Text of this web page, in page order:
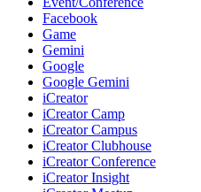
Facebook
Game
Gemini
Google
Google Gemini
iCreator
iCreator Camp
iCreator Campus
iCreator Clubhouse
iCreator Conference
iCreator Insight